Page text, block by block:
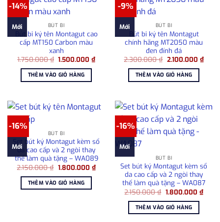
-14%
Mới BÚT BI
Bút bi ký tên Montagut cao
cấp MT150 Carbon màu
xanh
1.750.000₫ Giá
là:
1.750.000 ₫.
1.500.000₫Giá
1.500.000 ₫.
THÊM VÀO GIỎ HÀNG
-9%
Mới BÚT BI
Bút bi ký tên Montagut
chính hãng MT2050 màu
đen đính đá
2.300.000₫ Giá
là:
2.300.000 ₫.
2.100.000 ₫Giá
THÊM VÀO GIỎ HÀNG
-16%
Mới
BÚT BI
Set bút ký Montagut kèm sổ
da cao cấp và 2 ngòi thay
thế làm quà tặng – WA089
2.150.000₫ Giá
là:
2.150.000 ₫.
1.800.000 ₫Giá
hiện
1.800.000 ₫.
THÊM VÀO GIỎ HÀNG
-16%
Mới
BÚT BI
Set bút ký Montagut kèm sổ
da cao cấp và 2 ngòi thay
thế làm quà tặng – WA087
2.150.000₫ Giá
là:
2.150.000 ₫.
1.800.000 ₫Giá
hiện
THÊM VÀO GIỎ HÀNG